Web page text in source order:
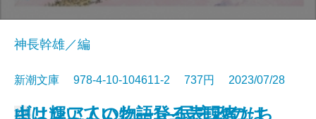
山は輝いていた―登る表現者たち
神長幹雄／編
新潮文庫 978-4-10-104611-2 737円 2023/07/28
文庫
ギリシア人の物語1―民主政のは